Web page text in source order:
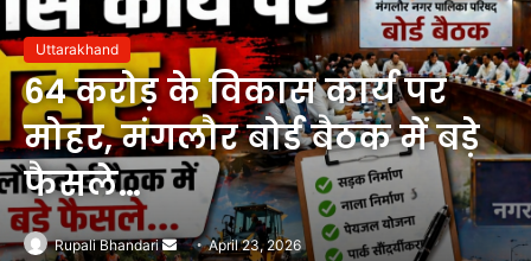
Uttarakhand
64 करोड़ के विकास कार्य पर
मोहर, मंगलौर बोर्ड बैठक में बड़े
फैसले…
Rupali Bhandari
SendApril 23, 2026